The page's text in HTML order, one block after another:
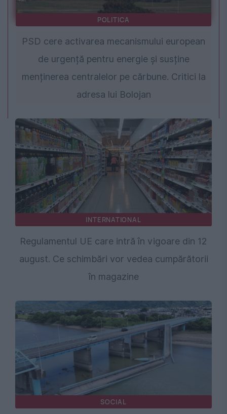
POLITICA
PSD cere activarea mecanismului european
de urgență pentru energie și susține
menținerea centralelor pe cărbune. Critici la
adresa lui Bolojan
INTERNATIONAL
Regulamentul UE care intră în vigoare din 12
august. Ce schimbări vor vedea cumpărătorii
în magazine
SOCIAL